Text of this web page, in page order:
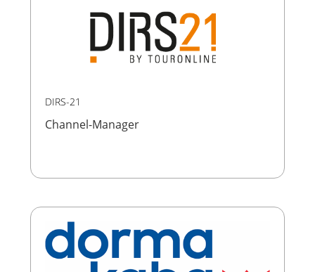
DIRS-21
Channel-Manager